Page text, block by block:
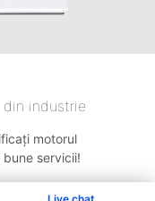
din industrie
motorul
servicii!